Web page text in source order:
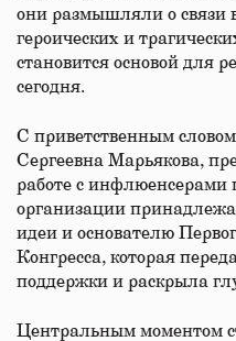
они размышляли о связи
героических и
становится основой для
сегодня.
С приветственным
Сергеевна Марьякова,
работе с инфлюенсерами
организации
идеи и основателю
Конгресса, которая
поддержки и раскрыла
Центральным моментом